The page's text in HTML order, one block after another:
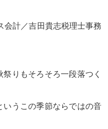
会計／吉田貴志税理士事務
りもそろそろ一段落つく
うこの季節ならではの音